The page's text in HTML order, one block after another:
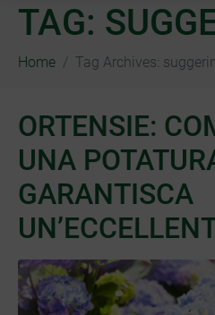
TAG:
Home Tag Archives:
ORTENSIE:
UNA
GARANTISCA